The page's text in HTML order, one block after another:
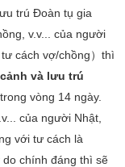
trú Đoàn tụ gia
v.v... của người
cách vợ/chồng）thì
và lưu trú
vòng 14 ngày.
của người Nhật,
với tư cách là
chính đáng thì sẽ